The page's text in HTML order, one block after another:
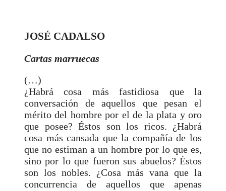
JOSÉ CADALSO
Cartas marruecas
(…)
¿Habrá cosa más fastidiosa que la
conversación de aquellos que pesan el
mérito del hombre por el de la plata y oro
que posee? Éstos son los ricos. ¿Habrá
cosa más cansada que la compañía de los
que no estiman a un hombre por lo que es,
sino por lo que fueron sus abuelos? Éstos
son los nobles. ¿Cosa más vana que la
concurrencia de aquellos que apenas